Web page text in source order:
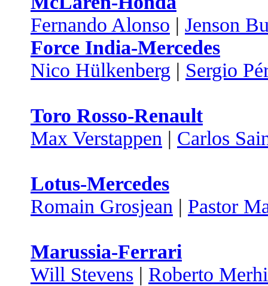
Fernando Alonso | Jenson
Force India-Mercedes
Nico Hülkenberg | Sergio
Toro Rosso-Renault
Max Verstappen | Carlos
Lotus-Mercedes
Romain Grosjean | Pastor
Marussia-Ferrari
Will Stevens | Roberto Merhi